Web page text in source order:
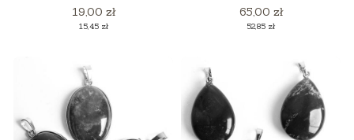
Cena
19,00 zł
Cena
15,45 zł
Cena
65,00 zł
Cena
52,85 zł